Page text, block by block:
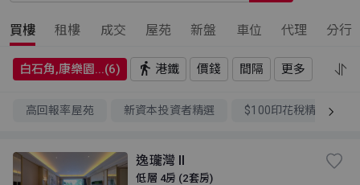
買樓 租樓 成交 屋苑 新盤 車位 代理 分行
白石角,康樂園...(6) 港鐵 價錢 間隔 更多
高回報率屋苑 新資本投資者精選 $100印花稅精選
逸瓏灣 II
低層 4房 (2套房)